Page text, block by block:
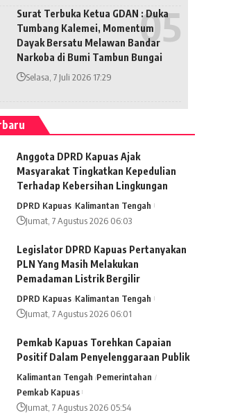
Surat Terbuka Ketua GDAN : Duka
Tumbang Kalemei, Momentum
Dayak Bersatu Melawan Bandar
Narkoba di Bumi Tambun Bungai
Selasa, 7 Juli 2026 17:29
Anggota DPRD Kapuas Ajak
Masyarakat Tingkatkan Kepedulian
Terhadap Kebersihan Lingkungan
DPRD Kapuas Kalimantan Tengah
Jumat, 7 Agustus 2026 06:03
Legislator DPRD Kapuas Pertanyakan
PLN Yang Masih Melakukan
Pemadaman Listrik Bergilir
DPRD Kapuas Kalimantan Tengah
Jumat, 7 Agustus 2026 06:01
Pemkab Kapuas Torehkan Capaian
Positif Dalam Penyelenggaraan Publik
Kalimantan Tengah Pemerintahan
Pemkab Kapuas
Jumat, 7 Agustus 2026 05:54